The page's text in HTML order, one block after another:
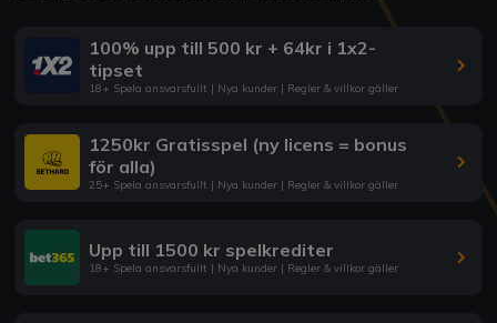
100% upp till 500 kr + 64kr i 1x2-
tipset
18+ Spela ansvarsfullt | Nya kunder | Regler & villkor gäller
1250kr Gratisspel (ny licens = bonus
för alla)
25+ Spela ansvarsfullt | Nya kunder | Regler & villkor gäller
Upp till 1500 kr spelkrediter
18+ Spela ansvarsfullt | Nya kunder | Regler & villkor gäller